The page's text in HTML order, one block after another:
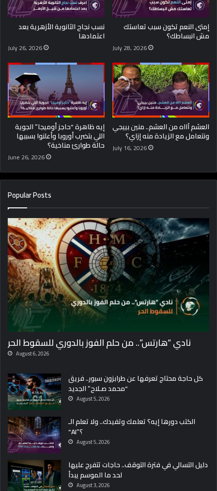
إمتى النعم تكون سبب تعاستك
مش انبساطك؟
July 28, 2026
نسب نجاح الثانوية الأزهرية بعد
اعتمادها
July 26, 2026
العشم آااه من العشم.. منين بييجي
ونتعامل مع الزيادة منه إزاي؟
July 16, 2026
إيه ظاهرة “حاجز أوميجا” الجوية
اللي بتضرب أوروبا وأعلنوا بسببها
حالة طوارئ مناخية؟
June 26, 2026
Popular Posts
نادي “هارتس”.. من حلم الفوز بالدوري للسقوط الحر
August 6, 2026
كل حاجة محتاج تعرفها عن طرابزون سبور.. فريق
“محمد صـلاح” الجديد
August 5, 2026
الكتب دورها إيه؟ تعلمك وتفيدك.. ولا تعلم الـ
“AI”؟
August 5, 2026
دليل التسالي في فترة التوقف.. حاجات تتفرج عليها
لحد ما الموسم يبدأ
August 3, 2026